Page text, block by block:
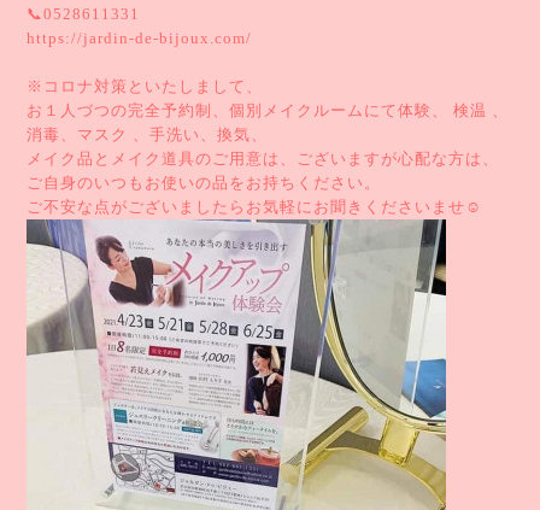
📞0528611331
https://jardin-de-bijoux.com/
※コロナ対策といたしまして、
お１人づつの完全予約制、個別メイクルームにて体験、 検温 、
消毒、マスク 、手洗い、換気、
メイク品とメイク道具のご用意は、ございますが心配な方は、
ご自身のいつもお使いの品をお持ちください。
ご不安な点がございましたらお気軽にお聞きくださいませ☺️